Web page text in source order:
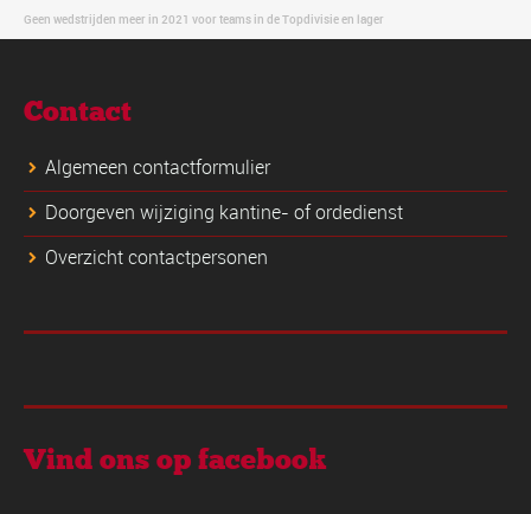
Geen wedstrijden meer in 2021 voor teams in de Topdivisie en lager
Contact
Algemeen contactformulier
Doorgeven wijziging kantine- of ordedienst
Overzicht contactpersonen
Vind ons op facebook